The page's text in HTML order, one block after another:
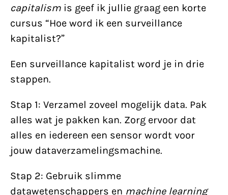
capitalism is geef ik jullie graag een korte
cursus “Hoe word ik een surveillance
kapitalist?”
Een surveillance kapitalist word je in drie
stappen.
Stap 1: Verzamel zoveel mogelijk data. Pak
alles wat je pakken kan. Zorg ervoor dat
alles en iedereen een sensor wordt voor
jouw dataverzamelingsmachine.
Stap 2: Gebruik slimme
datawetenschappers en machine learning